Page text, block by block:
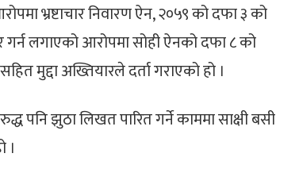
भ्रष्टाचार निवारण ऐन, २०५९ को दफा ३ को
गर्न लगाएको आरोपमा सोही ऐनको दफा ८ को
मुद्दा अख्तियारले दर्ता गराएको हो ।
पनि झुठा लिखत पारित गर्ने काममा साक्षी बसी
।